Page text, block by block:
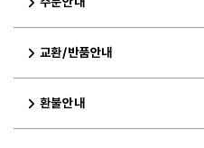
교환/반품안내
환불안내